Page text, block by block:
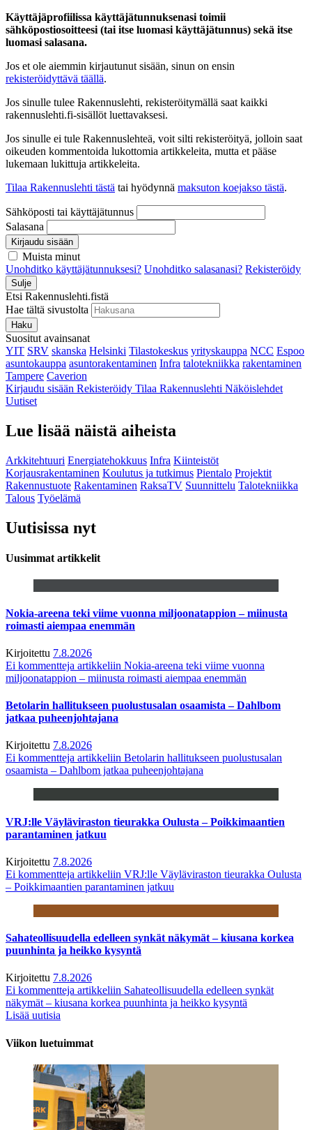
Käyttäjäprofiilissa käyttäjätunnuksenasi toimii
sähköpostiosoitteesi (tai itse luomasi käyttäjätunnus) sekä itse
luomasi salasana.
Jos et ole aiemmin kirjautunut sisään, sinun on ensin
rekisteröidyttävä täällä.
Jos sinulle tulee Rakennuslehti, rekisteröitymällä saat kaikki
rakennuslehti.fi-sisällöt luettavaksesi.
Jos sinulle ei tule Rakennuslehteä, voit silti rekisteröityä, jolloin saat
oikeuden kommentoida lukottomia artikkeleita, mutta et pääse
lukemaan lukittuja artikkeleita.
Tilaa Rakennuslehti tästä tai hyödynnä maksuton koejakso tästä.
Sähköposti tai käyttäjätunnus
Salasana
Kirjaudu sisään
Muista minut
Unohditko käyttäjätunnuksesi? Unohditko salasanasi? Rekisteröidy
Sulje
Etsi Rakennuslehti.fistä
Hae tältä sivustolta
Haku
Suositut avainsanat
YIT SRV skanska Helsinki Tilastokeskus yrityskauppa NCC Espoo
asuntokauppa asuntorakentaminen Infra talotekniikka rakentaminen
Tampere Caverion
Kirjaudu sisään Rekisteröidy Tilaa Rakennuslehti Näköislehdet
Uutiset
Lue lisää näistä aiheista
Arkkitehtuuri Energiatehokkuus Infra Kiinteistöt
Korjausrakentaminen Koulutus ja tutkimus Pientalo Projektit
Rakennustuote Rakentaminen RaksaTV Suunnittelu Talotekniikka
Talous Työelämä
Uutisissa nyt
Uusimmat artikkelit
Nokia-areena teki viime vuonna miljoonatappion – miinusta
roimasti aiempaa enemmän
Kirjoitettu 7.8.2026
Ei kommentteja artikkeliin Nokia-areena teki viime vuonna
miljoonatappion – miinusta roimasti aiempaa enemmän
Betolarin hallitukseen puolustusalan osaamista – Dahlbom
jatkaa puheenjohtajana
Kirjoitettu 7.8.2026
Ei kommentteja artikkeliin Betolarin hallitukseen puolustusalan
osaamista – Dahlbom jatkaa puheenjohtajana
VRJ:lle Väyläviraston tieurakka Oulusta – Poikkimaantien
parantaminen jatkuu
Kirjoitettu 7.8.2026
Ei kommentteja artikkeliin VRJ:lle Väyläviraston tieurakka Oulusta
– Poikkimaantien parantaminen jatkuu
Sahateollisuudella edelleen synkät näkymät – kiusana korkea
puunhinta ja heikko kysyntä
Kirjoitettu 7.8.2026
Ei kommentteja artikkeliin Sahateollisuudella edelleen synkät
näkymät – kiusana korkea puunhinta ja heikko kysyntä
Lisää uutisia
Viikon luetuimmat